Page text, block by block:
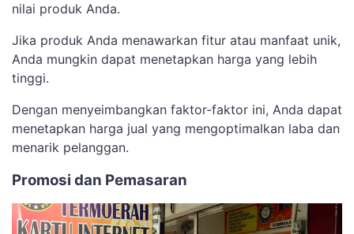
nilai produk Anda.
Jika produk Anda menawarkan fitur atau manfaat unik,
Anda mungkin dapat menetapkan harga yang lebih
tinggi.
Dengan menyeimbangkan faktor-faktor ini, Anda dapat
menetapkan harga jual yang mengoptimalkan laba dan
menarik pelanggan.
Promosi dan Pemasaran